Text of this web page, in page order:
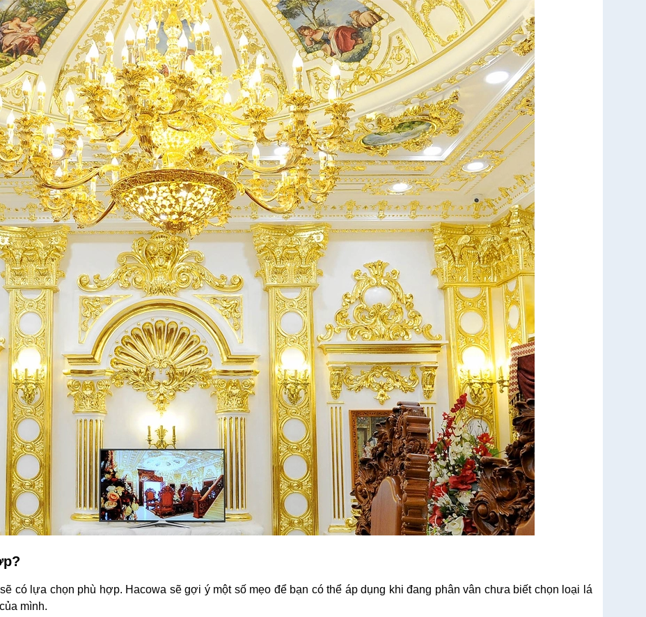
có lựa chọn phù hợp. Hacowa sẽ gợi ý một số mẹo để bạn có thể áp dụng khi đang phân vân chưa biết chọn loại lá
mình.